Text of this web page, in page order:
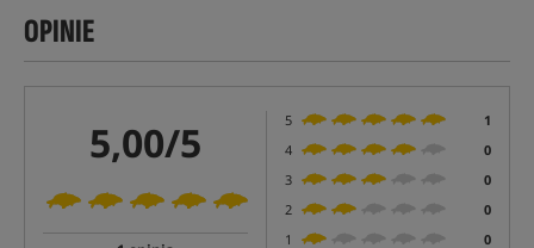
OPINIE
5,00/5 5
1
4
0
3
0
2
0
1
0